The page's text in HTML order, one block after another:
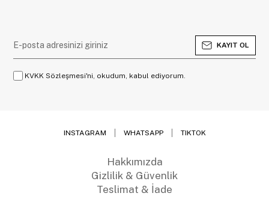
KAYIT OL
KVKK Sözleşmesi'ni, okudum, kabul ediyorum.
INSTAGRAM WHATSAPP TIKTOK
Hakkımızda
Gizlilik & Güvenlik
Teslimat & İade